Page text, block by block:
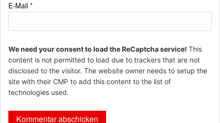
E-Mail *
We need your consent to load the ReCaptcha service! This
content is not permitted to load due to trackers that are not
disclosed to the visitor. The website owner needs to setup the
site with their CMP to add this content to the list of
technologies used.